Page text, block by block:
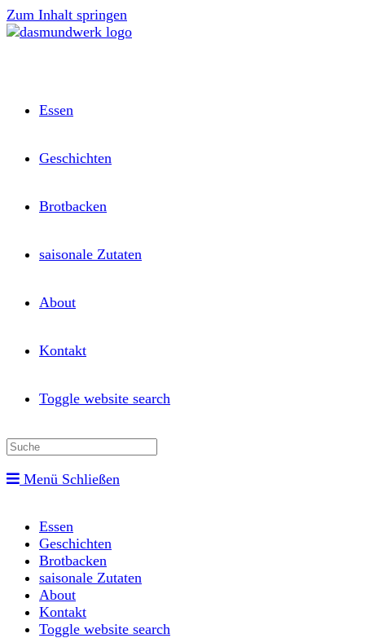
Zum Inhalt springen
Essen
Geschichten
Brotbacken
saisonale Zutaten
About
Kontakt
Toggle website search
Menü Schließen
Essen
Geschichten
Brotbacken
saisonale Zutaten
About
Kontakt
Toggle website search